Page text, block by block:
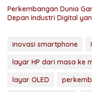
Perkembangan Dunia
Depan Industri Digital
inovasi smartphone
layar HP dari masa ke
layar OLED